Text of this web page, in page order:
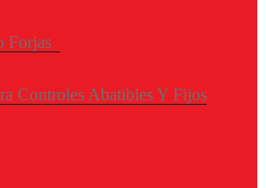
Forjas
Controles Abatibles Y Fijos